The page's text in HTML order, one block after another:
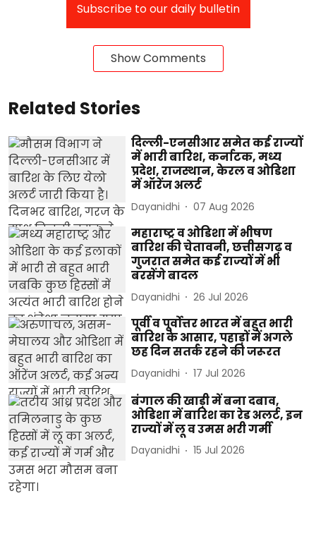
Subscribe to our daily bulletin
Show Comments
Related Stories
दिल्ली-एनसीआर समेत कई राज्यों
में भारी बारिश, कर्नाटक, मध्य
प्रदेश, राजस्थान, केरल व ओडिशा
में ऑरेंज अलर्ट
Dayanidhi 07 Aug 2026
महाराष्ट्र व ओडिशा में भीषण
बारिश की चेतावनी, छत्तीसगढ़ व
गुजरात समेत कई राज्यों में भी
बरसेंगे बादल
Dayanidhi 26 Jul 2026
पूर्वी व पूर्वोत्तर भारत में बहुत भारी
बारिश के आसार, पहाड़ों में अगले
छह दिन सतर्क रहने की जरूरत
Dayanidhi 17 Jul 2026
बंगाल की खाड़ी में बना दबाव,
ओडिशा में बारिश का रेड अलर्ट, इन
राज्यों में लू व उमस भरी गर्मी
Dayanidhi 15 Jul 2026